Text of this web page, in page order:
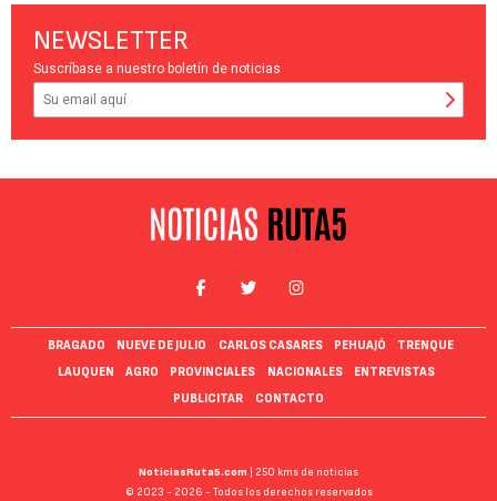
NEWSLETTER
Suscríbase a nuestro boletín de noticias
BRAGADO NUEVE DE JULIO CARLOS CASARES PEHUAJÓ
TRENQUE
LAUQUEN
AGRO PROVINCIALES NACIONALES
ENTREVISTAS
PUBLICITAR
CONTACTO
NoticiasRuta5.com
| 250 kms de noticias
© 2023 - 2026 - Todos los derechos reservados